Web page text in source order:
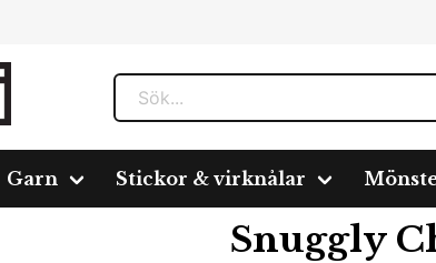
Garn Stickor & virknålar
Snuggly Chunky
Snuggly